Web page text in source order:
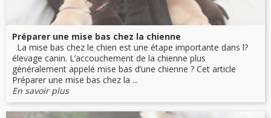
Préparer une mise bas chez la chienne
La mise bas chez le chien est une étape importante dans l?
élevage canin. L’accouchement de la chienne plus
généralement appelé mise bas d’une chienne ? Cet article
Préparer une mise bas chez la ...
En savoir plus